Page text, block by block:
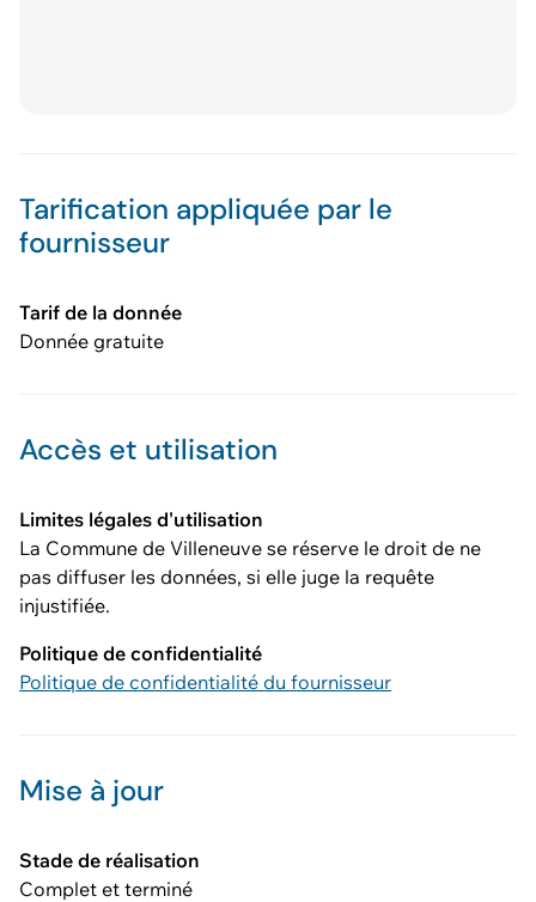
Tarification appliquée par le
fournisseur
Tarif de la donnée
Donnée gratuite
Accès et utilisation
Limites légales d'utilisation
La Commune de Villeneuve se réserve le droit de ne
pas diffuser les données, si elle juge la requête
injustifiée.
Politique de confidentialité
Politique de confidentialité du fournisseur
Mise à jour
Stade de réalisation
Complet et terminé